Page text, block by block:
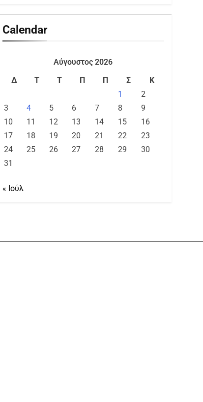
Calendar
Αύγουστος 2026
Δ
Τ Τ Π Π Σ
Κ
1
2
3
4 5 6 7 8
9
10
11 12 13 14 15
16
17
18 19 20 21 22
23
24
25 26 27 28 29
30
31
« Ιούλ